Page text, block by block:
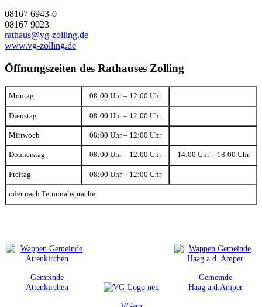
08167 6943-0
08167 9023
rathaus@vg-zolling.de
www.vg-zolling.de
Öffnungszeiten des Rathauses Zolling
Montag 08:00 Uhr – 12:00 Uhr
Dienstag 08:00 Uhr – 12:00 Uhr
Mittwoch 08:00 Uhr – 12:00 Uhr
Donnerstag 08:00 Uhr – 12:00 Uhr 14:00 Uhr – 18:00 Uhr
Freitag 08:00 Uhr – 12:00 Uhr
oder nach Terminabsprache
Gemeinde
Attenkirchen
Gemeinde
Haag a.d.Amper